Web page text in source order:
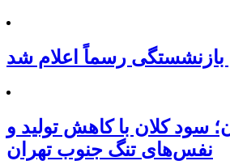
بازنشستگی رسماً اعلام شد
سود کلان با کاهش تولید و
نفس‌های تنگ جنوب تهران